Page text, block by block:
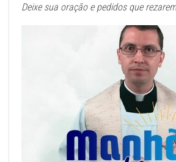
Deixe sua oração e pedidos que